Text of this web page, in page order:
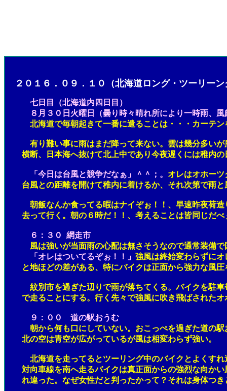
２０１６．０９．１０（北海道ロング・ツーリーン
七日目
（北海道内四日目）
８月３０日火曜日（曇り時々晴れ所により一時雨、風
北海道で毎朝起きて一番に遣ることは・・・カーテ
有り難い事に雨はまだ降って来ない。雲は幾分多いが所
横断、日本海へ抜けて北上中であり今夜遅くには稚内の
「今日は台風と競争だなぁ」＾＾；。 オレはオホー
台風との距離を開けて稚内に着けるか、それ次第で雨と
朝飯なんか食ってる暇はナイぞぉ！！、早速昨夜荷造り
去って行く。朝の６時だ！！、考えることは皆同じだべ
６：３０ 網走市
風は強いが当面雨の心配は無さそうなので通常装備で国
「オレはついてるぞぉ！！」 強風は終始変わらずに
と地ほどの差がある、特にバイクは正面から強力な風圧
紋別市を過ぎた辺りで雨が落ちてくる。バイクを駐車帯
で走ることにする。行く先々で強風に吹き飛ばされたオ
９：００
道の駅おうむ
朝から何も口にしていない。おこっぺを過ぎた道の駅お
北の空は青空が広がっているが風は相変わらず強い。
北海道を走ってるとツーリング中のバイクとよくすれ違
対向車線を南へ走るバイクは真正面からの強烈な向かい
れ違った。なぜ女性だと判ったかって？それは身体つき